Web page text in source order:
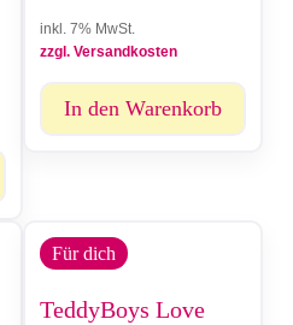
inkl. 7% MwSt.
zzgl. Versandkosten
In den Warenkorb
Für dich
TeddyBoys Love